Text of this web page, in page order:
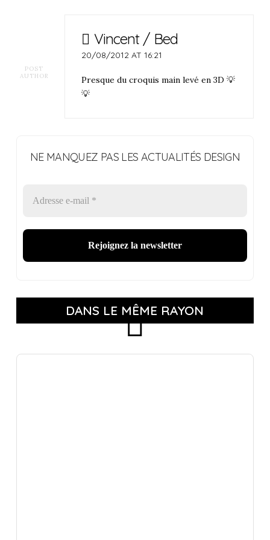
POST
AUTHOR
Vincent / Bed
20/08/2012 AT 16:21
Presque du croquis main levé en 3D 💡
💡
NE MANQUEZ PAS LES ACTUALITÉS DESIGN
DANS LE MÊME RAYON